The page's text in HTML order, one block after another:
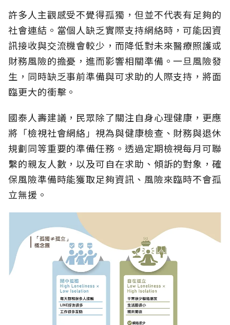
許多人主觀感受不覺得孤獨，但並不代表有足夠的
社會連結。當個人缺乏實際支持網絡時，可能因資
訊接收與交流機會較少，而降低對未來醫療照護或
財務風險的擔憂，進而影響相關準備。一旦風險發
生，同時缺乏事前準備與可求助的人際支持，將面
臨更大的衝擊。
國泰人壽建議，民眾除了關注自身心理健康，更應
將「檢視社會網絡」視為與健康檢查、財務與退休
規劃同等重要的準備任務。透過定期檢視每月可聯
繫的親友人數，以及可自在求助、傾訴的對象，確
保風險準備時能獲取足夠資訊、風險來臨時不會孤
立無援。